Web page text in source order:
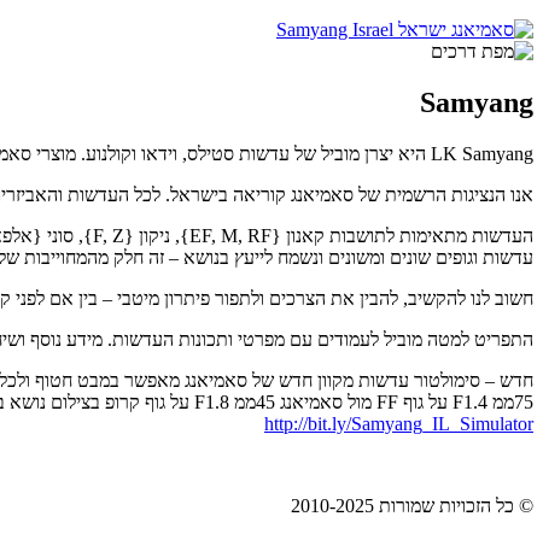
Samyang
LK Samyang היא יצרן מוביל של עדשות סטילס, וידאו וקולנוע. מוצרי סאמיאנג מייצגים איכות אופטית ללא פשרות ויחס מחיר איכות הטוב בתעשיה.
אנו הנציגות הרשמית של סאמיאנג קוריאה בישראל. לכל העדשות
עדשות וגופים שונים ומשונים ונשמח לייעץ בנושא – זה חלק מהמחוייבות
חשוב לנו להקשיב, להבין את הצרכים ולתפור פיתרון מיטבי – בין אם
התפריט למטה מוביל לעמודים עם מפרטי ותכונות העדשות. מידע נוסף
חדש – סימולטור עדשות מקוון חדש של סאמיאנג מאפשר במבט חטוף
75ממ F1.4 על גוף FF מול סאמיאנג 45ממ F1.8 על גוף קרופ בצילום נושא במרחק שני מטר.
http://bit.ly/Samyang_IL_Simulator
© כל הזכויות שמורות 2010-2025